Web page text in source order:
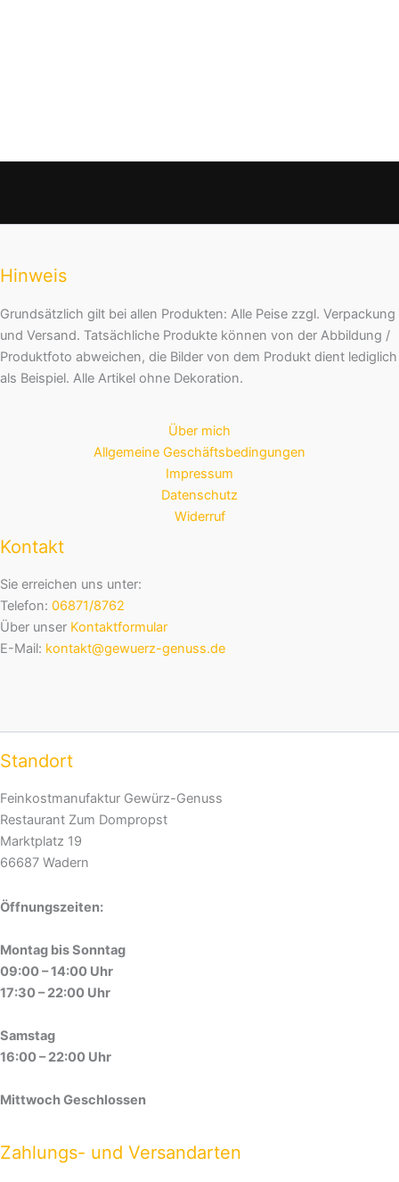
Hinweis
Grundsätzlich gilt bei allen Produkten: Alle Peise zzgl. Verpackung
und Versand. Tatsächliche Produkte können von der Abbildung /
Produktfoto abweichen, die Bilder von dem Produkt dient lediglich
als Beispiel. Alle Artikel ohne Dekoration.
Über mich
Allgemeine Geschäftsbedingungen
Impressum
Datenschutz
Widerruf
Kontakt
Sie erreichen uns unter:
Telefon: 06871/8762
Über unser Kontaktformular
E-Mail: kontakt@gewuerz-genuss.de
Standort
Feinkostmanufaktur Gewürz-Genuss
Restaurant Zum Dompropst
Marktplatz 19
66687 Wadern
Öffnungszeiten:
Montag bis Sonntag
09:00 – 14:00 Uhr
17:30 – 22:00 Uhr
Samstag
16:00 – 22:00 Uhr
Mittwoch Geschlossen
Zahlungs- und Versandarten